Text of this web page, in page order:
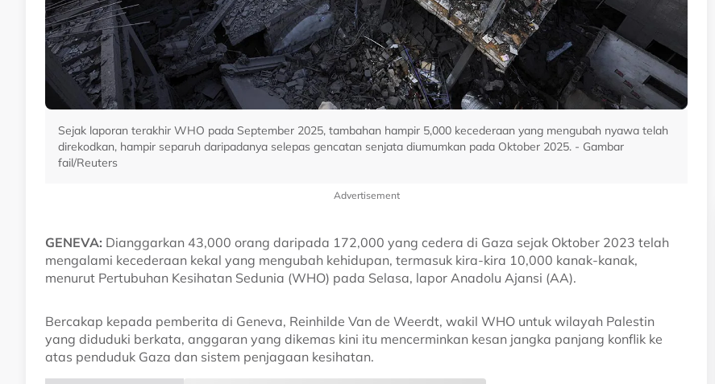
Sejak laporan terakhir WHO pada September 2025, tambahan hampir 5,000 kecederaan yang mengubah nyawa telah
direkodkan, hampir separuh daripadanya selepas gencatan senjata diumumkan pada Oktober 2025. - Gambar
fail/Reuters
Advertisement
GENEVA: Dianggarkan 43,000 orang daripada 172,000 yang cedera di Gaza sejak Oktober 2023 telah
mengalami kecederaan kekal yang mengubah kehidupan, termasuk kira-kira 10,000 kanak-kanak,
menurut Pertubuhan Kesihatan Sedunia (WHO) pada Selasa, lapor Anadolu Ajansi (AA).
Bercakap kepada pemberita di Geneva, Reinhilde Van de Weerdt, wakil WHO untuk wilayah Palestin
yang diduduki berkata, anggaran yang dikemas kini itu mencerminkan kesan jangka panjang konflik ke
atas penduduk Gaza dan sistem penjagaan kesihatan.